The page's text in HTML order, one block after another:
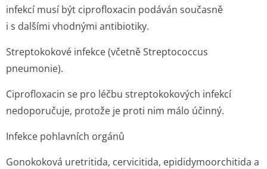
infekcí musí být ciprofloxacin podáván současně
i s dalšími vhodnými antibiotiky.
Streptokokové infekce (včetně Streptococcus
pneumonie).
Ciprofloxacin se pro léčbu streptokokových infekcí
nedoporučuje, protože je proti nim málo účinný.
Infekce pohlavních orgánů
Gonokoková uretritida, cervicitida, epididymoorchitida a